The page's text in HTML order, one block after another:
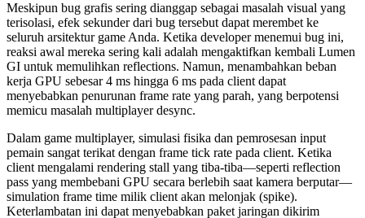
Meskipun bug grafis sering dianggap sebagai masalah visual yang
terisolasi, efek sekunder dari bug tersebut dapat merembet ke
seluruh arsitektur game Anda. Ketika developer menemui bug ini,
reaksi awal mereka sering kali adalah mengaktifkan kembali Lumen
GI untuk memulihkan reflections. Namun, menambahkan beban
kerja GPU sebesar 4 ms hingga 6 ms pada client dapat
menyebabkan penurunan frame rate yang parah, yang berpotensi
memicu masalah multiplayer desync.
Dalam game multiplayer, simulasi fisika dan pemrosesan input
pemain sangat terikat dengan frame tick rate pada client. Ketika
client mengalami rendering stall yang tiba-tiba—seperti reflection
pass yang membebani GPU secara berlebih saat kamera berputar—
simulation frame time milik client akan melonjak (spike).
Keterlambatan ini dapat menyebabkan paket jaringan dikirim